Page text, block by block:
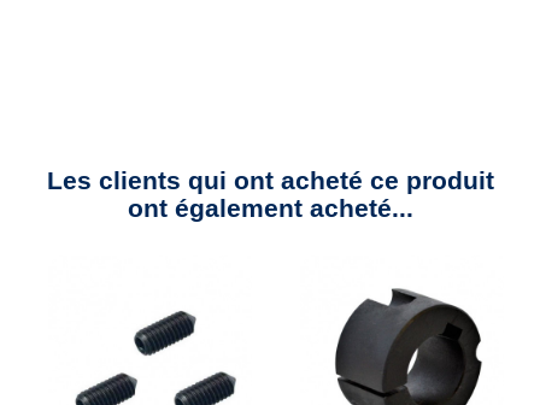
Les clients qui ont acheté ce produit
ont également acheté...